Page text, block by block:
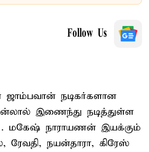
Follow Us
ஜாம்பவான் நடிகர்களான
இணைந்து நடித்துள்ள
. மகேஷ் நாராயணன் இயக்கும்
ரேவதி, நயன்தாரா, கிரேஸ்